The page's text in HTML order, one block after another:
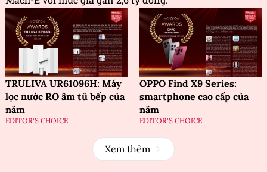
TRULIVA UR61096H: Máy
lọc nước RO âm tủ bếp của
năm
EDITOR'S CHOICE
OPPO Find X9 Series:
smartphone cao cấp của
năm
EDITOR'S CHOICE
Xem thêm